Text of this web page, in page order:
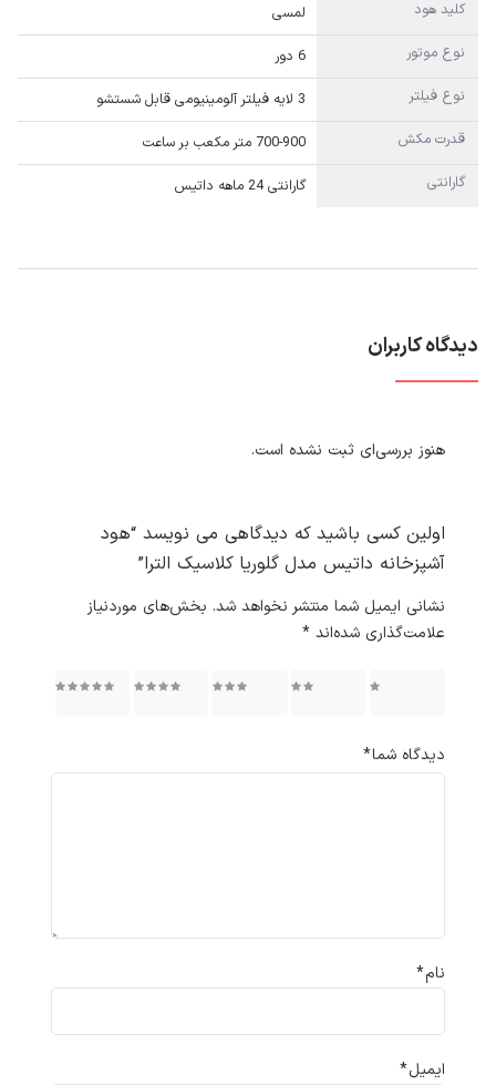
کلید هود
لمسی
نوع موتور
6 دور
نوع فیلتر
3 لایه فیلتر آلومینیومی قابل شستشو
قدرت مکش
700-900 متر مکعب بر ساعت
گارانتی
گارانتی 24 ماهه داتیس
دیدگاه کاربران
هنوز بررسی‌ای ثبت نشده است.
اولین کسی باشید که دیدگاهی می نویسد “هود
آشپزخانه داتیس مدل گلوریا کلاسیک الترا”
نشانی ایمیل شما منتشر نخواهد شد. بخش‌های موردنیاز
علامت‌گذاری شده‌اند *
۳ از ۵ ۴ از ۵ ۵ از ۵
دیدگاه شما*
نام*
ایمیل*